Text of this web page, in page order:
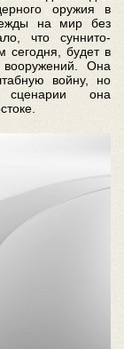
оружия в
на мир без
что суннито-
сегодня, будет в
вооружений. Она
войну, но
она